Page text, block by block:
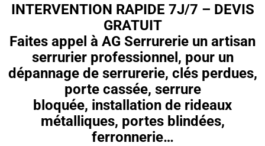
INTERVENTION RAPIDE 7J/7 – DEVIS
GRATUIT
Faites appel à AG Serrurerie un artisan
serrurier professionnel, pour un
dépannage de serrurerie, clés perdues,
porte cassée, serrure
bloquée, installation de rideaux
métalliques, portes blindées,
ferronnerie…